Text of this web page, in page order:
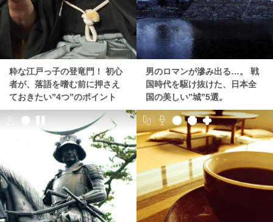
粋な江戸っ子の登竜門！ 初心
者が、落語を嗜む前に押さえ
ておきたい”4つ”のポイント
男のロマンが滲み出る…。 戦
国時代を駆け抜けた、日本全
国の美しい”城”5選。